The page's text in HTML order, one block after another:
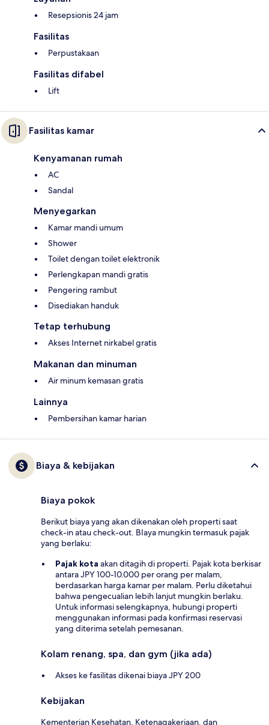
Resepsionis 24 jam
Fasilitas
Perpustakaan
Fasilitas difabel
Lift
Fasilitas kamar
Kenyamanan rumah
AC
Sandal
Menyegarkan
Kamar mandi umum
Shower
Toilet dengan toilet elektronik
Perlengkapan mandi gratis
Pengering rambut
Disediakan handuk
Tetap terhubung
Akses Internet nirkabel gratis
Makanan dan minuman
Air minum kemasan gratis
Lainnya
Pembersihan kamar harian
Biaya & kebijakan
Biaya pokok
Berikut biaya yang akan dikenakan oleh properti saat
check-in atau check-out. BIaya mungkin termasuk pajak
yang berlaku:
Pajak kota akan ditagih di properti. Pajak kota berkisar
antara JPY 100-10.000 per orang per malam,
berdasarkan harga kamar per malam. Perlu diketahui
bahwa pengecualian lebih lanjut mungkin berlaku.
Untuk informasi selengkapnya, hubungi properti
menggunakan informasi pada konfirmasi reservasi
yang diterima setelah pemesanan.
Kolam renang, spa, dan gym (jika ada)
Akses ke fasilitas dikenai biaya JPY 200
Kebijakan
Kementerian Kesehatan, Ketenagakerjaan, dan